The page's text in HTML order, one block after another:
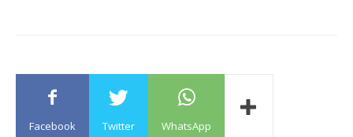
Facebook Twitter WhatsApp